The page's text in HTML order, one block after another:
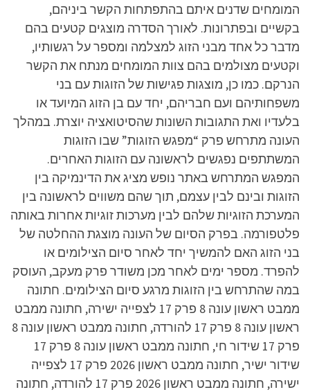
המומחים שדנים איתם בהתפתחות הקשר ביניהם,
בקשיים ובפתרונות. לאורך הסדרה מוצגים קטעים בהם
מדבר כל אחד מבני הזוג למצלמה ומספר על רגשותיו,
וקטעים מצולמים בהם צוות המומחים מנתח את הקשר
הנרקם. כמו כן, מוצגות פגישות של הזוגות עם בני
משפחותיהם ועם חבריהם, יחד עם בן הזוג המיועד או
בלעדיו ואת התגובות השונות שהסיטואציה יוצרת. במהלך
העונה מתרחש פרק “מפגש הזוגות” שבו הזוגות
המשתתפים נפגשים לראשונה עם הזוגות האחרים.
המפגש המתרחש באתר נופש מציג את הדינמיקה בין
הזוגות ובינם לבין עצמם, תוך שהם משווים לראשונה בין
המערכת הזוגיות שלהם לבין מערכות זוגיות אחרות באותה
פלטפורמה. בפרק הסיום של העונה מוצגת ההחלטה של
בני הזוג האם להמשיך יחד לאחר סיום הצילומים או
להפרד. מספר ימים לאחר מכן משודר פרק מעקב, העוסק
במה שהתרחש בין הזוגות מרגע סיום הצילומים. חתונה
ממבט ראשון עונה 8 פרק 17 לצפייה ישירה, חתונה ממבט
ראשון עונה 8 פרק 17 להורדה, חתונה ממבט ראשון עונה 8
פרק 17 שידור חי, חתונה ממבט ראשון עונה 8 פרק 17
שידור ישיר, חתונה ממבט ראשון 2026 פרק 17 לצפייה
ישירה, חתונה ממבט ראשון 2026 פרק 17 להורדה, חתונה